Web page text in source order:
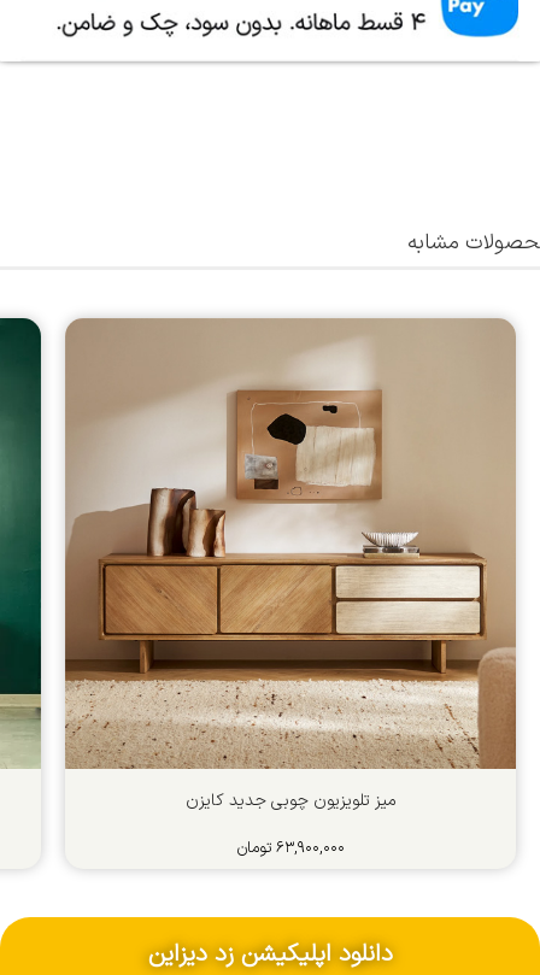
مشابه
میز تلویزیون چوبی جدید کایزن
۶۳,۹۰۰,۰۰۰ تومان
دانلود اپلیکیشن زد دیزاین